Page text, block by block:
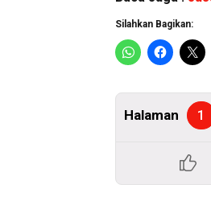
Silahkan Bagikan:
Halaman 1